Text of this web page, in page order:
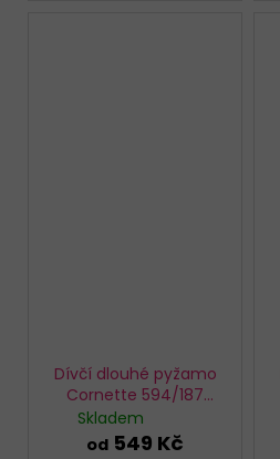
Dívčí dlouhé pyžamo
Cornette 594/187
Bears
Skladem
od 549 Kč